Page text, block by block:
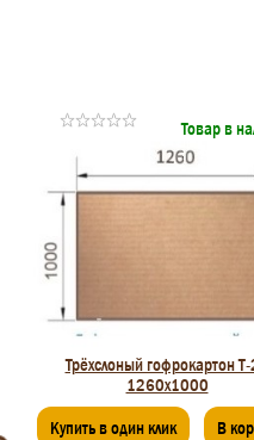
Товар в
Трёхслоный гофрокартон
1260x1000
Купить в один клик В